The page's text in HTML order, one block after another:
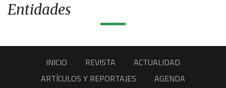
Entidades
INICIO REVISTA
ACTUALIDAD
ARTÍCULOS Y REPORTAJES
AGENDA